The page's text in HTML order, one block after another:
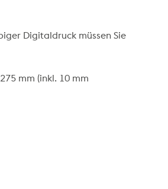
Digitaldruck müssen Sie
mm (inkl. 10 mm